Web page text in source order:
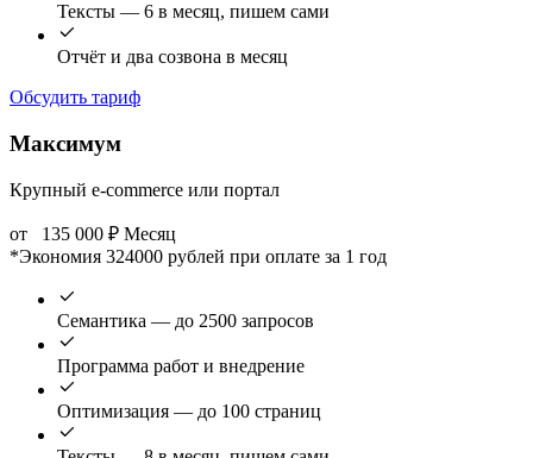
Тексты — 6 в месяц, пишем сами
Отчёт и два созвона в месяц
Обсудить тариф
Максимум
Крупный e-commerce или портал
от 135 000 ₽ Месяц
*Экономия 324000 рублей при оплате за 1 год
Семантика — до 2500 запросов
Программа работ и внедрение
Оптимизация — до 100 страниц